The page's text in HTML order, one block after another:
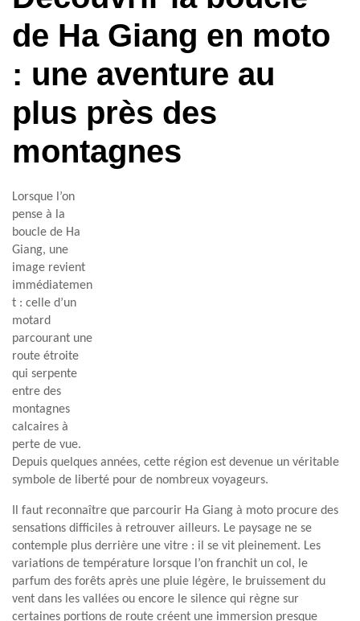
de Ha Giang en moto
: une aventure au
plus près des
montagnes
Lorsque l’on
pense à la
boucle de Ha
Giang, une
image revient
immédiatemen
t : celle d’un
motard
parcourant une
route étroite
qui serpente
entre des
montagnes
calcaires à
perte de vue.
Depuis quelques années, cette région est devenue un véritable
symbole de liberté pour de nombreux voyageurs.
Il faut reconnaître que parcourir Ha Giang à moto procure des
sensations difficiles à retrouver ailleurs. Le paysage ne se
contemple plus derrière une vitre : il se vit pleinement. Les
variations de température lorsque l’on franchit un col, le
parfum des forêts après une pluie légère, le bruissement du
vent dans les vallées ou encore le silence qui règne sur
certaines portions de route créent une immersion presque